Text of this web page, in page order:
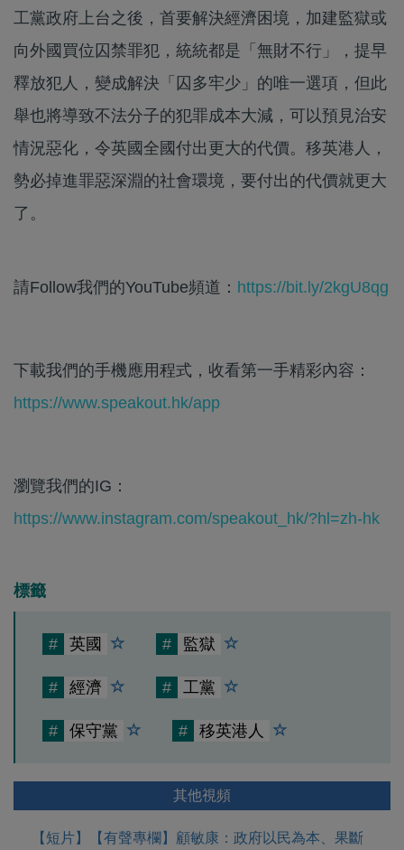
工黨政府上台之後，首要解決經濟困境，加建監獄或
向外國買位囚禁罪犯，統統都是「無財不行」，提早
釋放犯人，變成解決「囚多牢少」的唯一選項，但此
舉也將導致不法分子的犯罪成本大減，可以預見治安
情況惡化，令英國全國付出更大的代價。移英港人，
勢必掉進罪惡深淵的社會環境，要付出的代價就更大
了。
請Follow我們的YouTube頻道： https://bit.ly/2kgU8qg
下載我們的手機應用程式，收看第一手精彩內容：
https://www.speakout.hk/app
瀏覽我們的IG：
https://www.instagram.com/speakout_hk/?hl=zh-hk
標籤
# 英國 # 監獄
# 經濟 # 工黨
# 保守黨 # 移英港人
其他視頻
【短片】【有聲專欄】顧敏康：​政府以民為本、果斷